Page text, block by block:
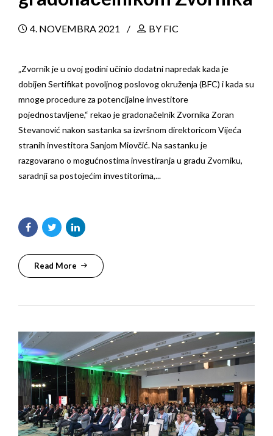
4. NOVEMBRA 2021 BY FIC
„Zvornik je u ovoj godini učinio dodatni napredak kada je
dobijen Sertifikat povoljnog poslovog okruženja (BFC) i kada su
mnoge procedure za potencijalne investitore
pojednostavljene,“ rekao je gradonačelnik Zvornika Zoran
Stevanović nakon sastanka sa izvršnom direktoricom Vijeća
stranih investitora Sanjom Miovčić. Na sastanku je
razgovarano o mogućnostima investiranja u gradu Zvorniku,
saradnji sa postojećim investitorima,...
Read More